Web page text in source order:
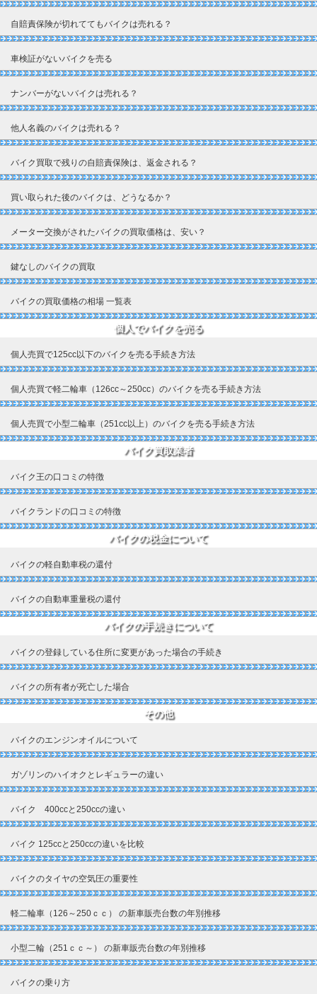
自賠責保険が切れててもバイクは売れる？
車検証がないバイクを売る
ナンバーがないバイクは売れる？
他人名義のバイクは売れる？
バイク買取で残りの自賠責保険は、返金される？
買い取られた後のバイクは、どうなるか？
メーター交換がされたバイクの買取価格は、安い？
鍵なしのバイクの買取
バイクの買取価格の相場 一覧表
個人でバイクを売る
個人売買で125cc以下のバイクを売る手続き方法
個人売買で軽二輪車（126cc～250cc）のバイクを売る手続き方法
個人売買で小型二輪車（251cc以上）のバイクを売る手続き方法
バイク買取業者
バイク王の口コミの特徴
バイクランドの口コミの特徴
バイクの税金について
バイクの軽自動車税の還付
バイクの自動車重量税の還付
バイクの手続きについて
バイクの登録している住所に変更があった場合の手続き
バイクの所有者が死亡した場合
その他
バイクのエンジンオイルについて
ガゾリンのハイオクとレギュラーの違い
バイク 400ccと250ccの違い
バイク 125ccと250ccの違いを比較
バイクのタイヤの空気圧の重要性
軽二輪車（126～250ｃｃ） の新車販売台数の年別推移
小型二輪（251ｃｃ～） の新車販売台数の年別推移
バイクの乗り方